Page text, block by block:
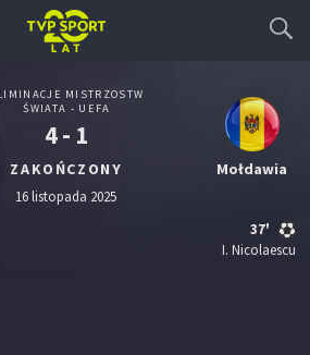
MISTRZOSTW
ŚWIATA - UEFA
4 - 1
ZAKOŃCZONY
16 listopada 2025
Mołdawia
37'
I. Nicolaescu